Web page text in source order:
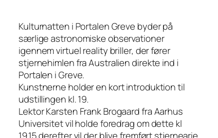
Kulturnatten i Portalen Greve byder på
særlige astronomiske observationer
igennem virtuel reality briller, der fører
stjernehimlen fra Australien direkte ind i
Portalen i Greve.
Kunstnerne holder en kort introduktion til
udstillingen kl. 19.
Lektor Karsten Frank Brogaard fra Aarhus
Universitet vil holde foredrag om dette kl